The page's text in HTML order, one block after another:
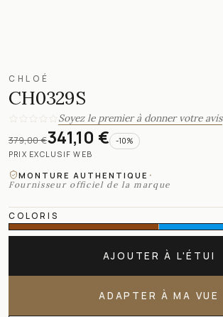
CHLOÉ
CH0329S
Soyez le premier à donner votre avis
379,00 €341,10 € -10%
PRIX EXCLUSIF WEB
MONTURE AUTHENTIQUE ·
Fournisseur officiel de la marque
COLORIS
AJOUTER À L'ÉTUI
ADAPTER À MA VUE